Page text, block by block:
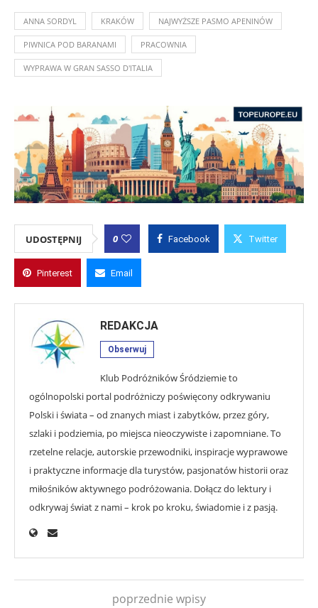
ANNA SORDYL KRAKÓW NAJWYŻSZE PASMO APENINÓW
PIWNICA POD BARANAMI PRACOWNIA
WYPRAWA W GRAN SASSO D'ITALIA
UDOSTĘPNIJ 0 Facebook Twitter
Pinterest Email
REDAKCJA
Obserwuj
Klub Podróżników Śródziemie to
ogólnopolski portal podróżniczy poświęcony odkrywaniu
Polski i świata – od znanych miast i zabytków, przez góry,
szlaki i podziemia, po miejsca nieoczywiste i zapomniane. To
rzetelne relacje, autorskie przewodniki, inspiracje wyprawowe
i praktyczne informacje dla turystów, pasjonatów historii oraz
miłośników aktywnego podróżowania. Dołącz do lektury i
odkrywaj świat z nami – krok po kroku, świadomie i z pasją.
poprzednie wpisy